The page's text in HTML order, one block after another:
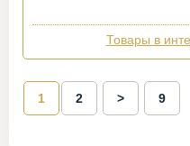
Товары в
1 2 > 9